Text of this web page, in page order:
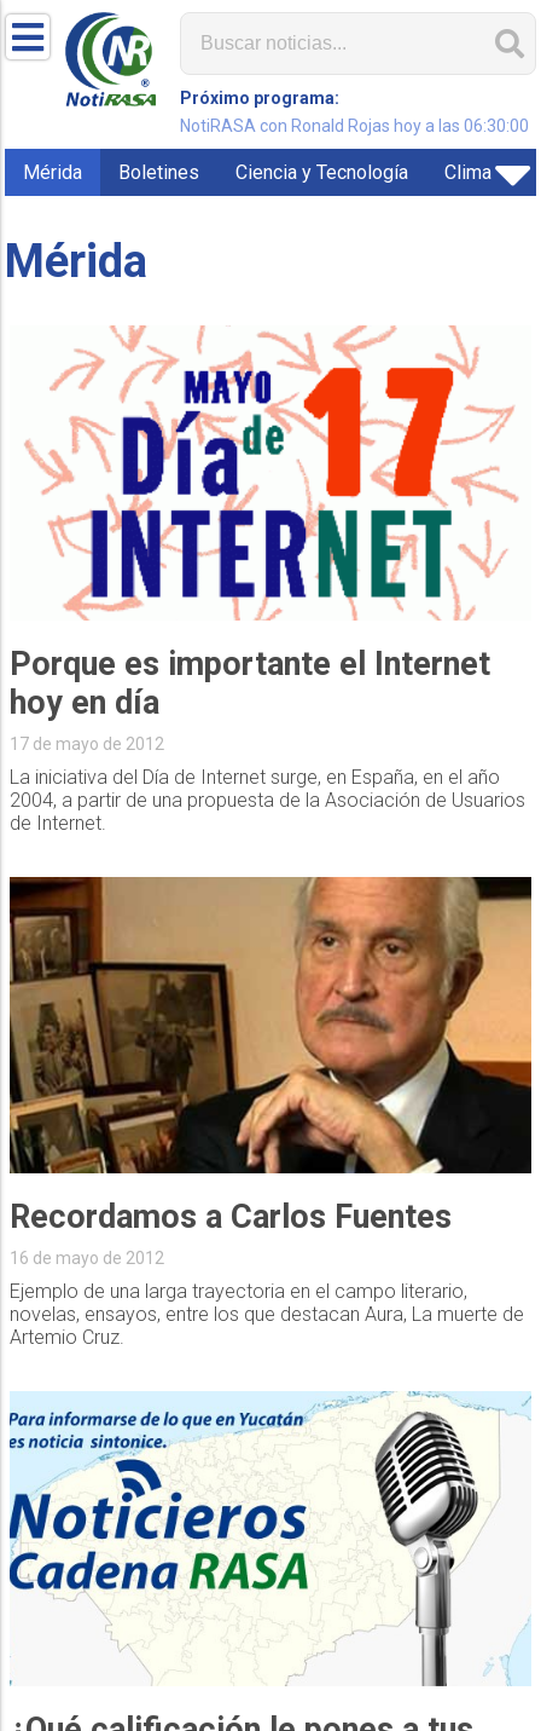
Próximo programa:
NotiRASA con Ronald Rojas hoy a las 06:30:00
Mérida Boletines Ciencia y Tecnología Clima
Mérida
Porque es importante el Internet
hoy en día
17 de mayo de 2012
La iniciativa del Día de Internet surge, en España, en el año
2004, a partir de una propuesta de la Asociación de Usuarios
de Internet.
Recordamos a Carlos Fuentes
16 de mayo de 2012
Ejemplo de una larga trayectoria en el campo literario,
novelas, ensayos, entre los que destacan Aura, La muerte de
Artemio Cruz.